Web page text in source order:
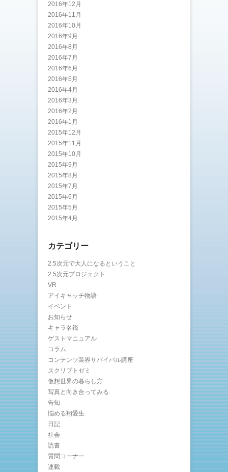
2016年12月
2016年11月
2016年10月
2016年9月
2016年8月
2016年7月
2016年6月
2016年5月
2016年4月
2016年3月
2016年2月
2016年1月
2015年12月
2015年11月
2015年10月
2015年9月
2015年8月
2015年7月
2015年6月
2015年5月
2015年4月
カテゴリー
2.5次元で大人になるということ
2.5次元プロジェクト
VR
アイキャッチ物語
イベント
お知らせ
キャラ名鑑
ゲストマニュアル
コラム
コンテンツ業界サバイバル講座
スクリプトゼミ
仮想世界の暮らし方
写真と向き合ってみる
告知
悩める翔愛生
日記
社会
読書
質問コーナー
連載